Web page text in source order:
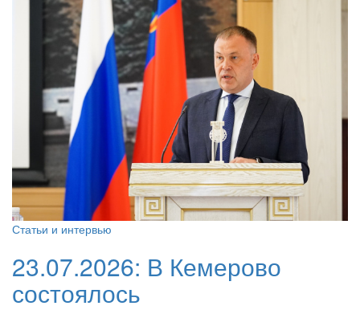
Статьи и интервью
23.07.2026: В Кемерово
состоялось